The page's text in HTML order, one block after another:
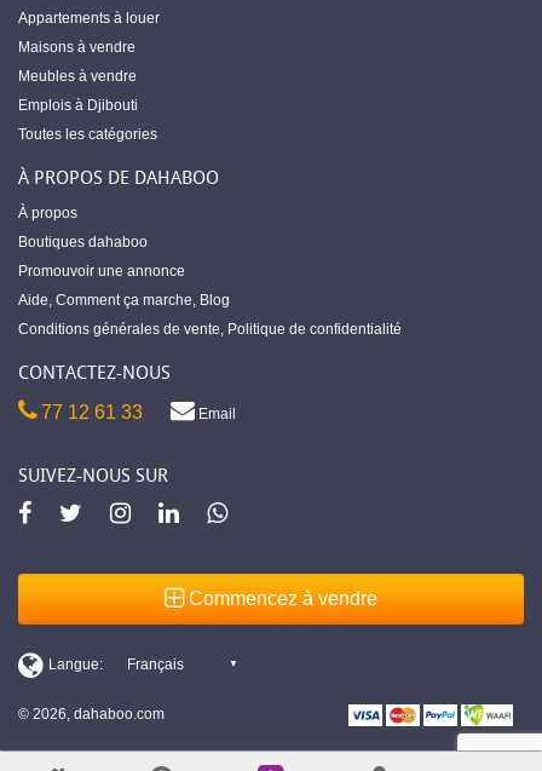
Appartements à louer
Maisons à vendre
Meubles à vendre
Emplois à Djibouti
Toutes les catégories
À PROPOS DE DAHABOO
À propos
Boutiques dahaboo
Promouvoir une annonce
Aide, Comment ça marche, Blog
Conditions générales de vente, Politique de confidentialité
CONTACTEZ-NOUS
77 12 61 33 Email
SUIVEZ-NOUS SUR
Commencez à vendre
© 2026, dahaboo.com